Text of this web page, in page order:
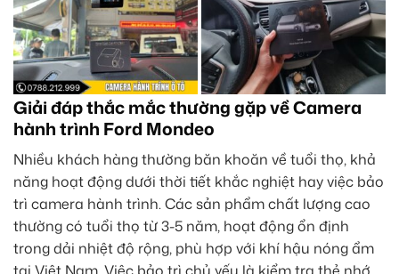
Giải đáp thắc mắc thường gặp về Camera
hành trình Ford Mondeo
Nhiều khách hàng thường băn khoăn về tuổi thọ, khả
năng hoạt động dưới thời tiết khắc nghiệt hay việc bảo
trì camera hành trình. Các sản phẩm chất lượng cao
thường có tuổi thọ từ 3-5 năm, hoạt động ổn định
trong dải nhiệt độ rộng, phù hợp với khí hậu nóng ẩm